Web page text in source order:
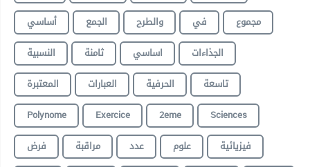
أساسي
الجمع والطرح في
مجموع
النسبية
ثامنة اساسي
الجذاءات
المعتبرة
العبارات الحرفية
تاسعة
Polynome
Exercice 2eme
Sciences
فرض
مراقبة عدد علوم
فيزيائية